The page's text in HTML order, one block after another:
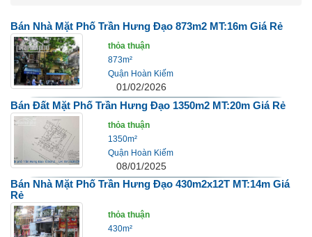
Bán Nhà Mặt Phố Trần Hưng Đạo 873m2 MT:16m Giá Rẻ
thỏa thuận
873m²
Quận Hoàn Kiếm
01/02/2026
Bán Đất Mặt Phố Trần Hưng Đạo 1350m2 MT:20m Giá Rẻ
thỏa thuận
1350m²
Quận Hoàn Kiếm
08/01/2025
Bán Nhà Mặt Phố Trần Hưng Đạo 430m2x12T MT:14m Giá
Rẻ
thỏa thuận
430m²